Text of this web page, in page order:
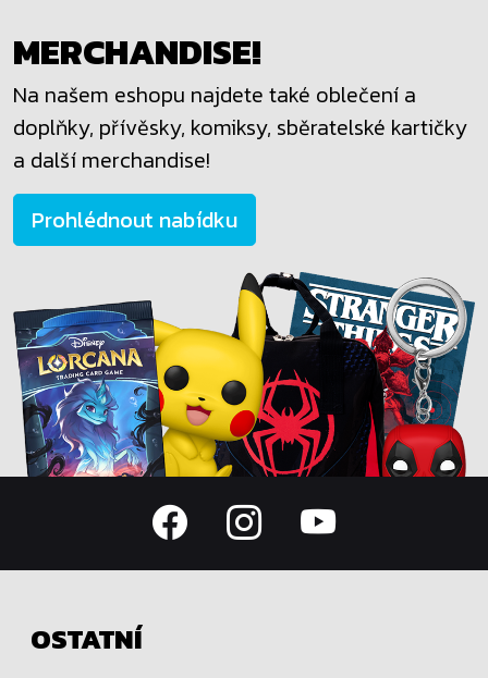
MERCHANDISE!
Na našem eshopu najdete také oblečení a
doplňky, přívěsky, komiksy, sběratelské kartičky
a další merchandise!
Prohlédnout nabídku
OSTATNÍ